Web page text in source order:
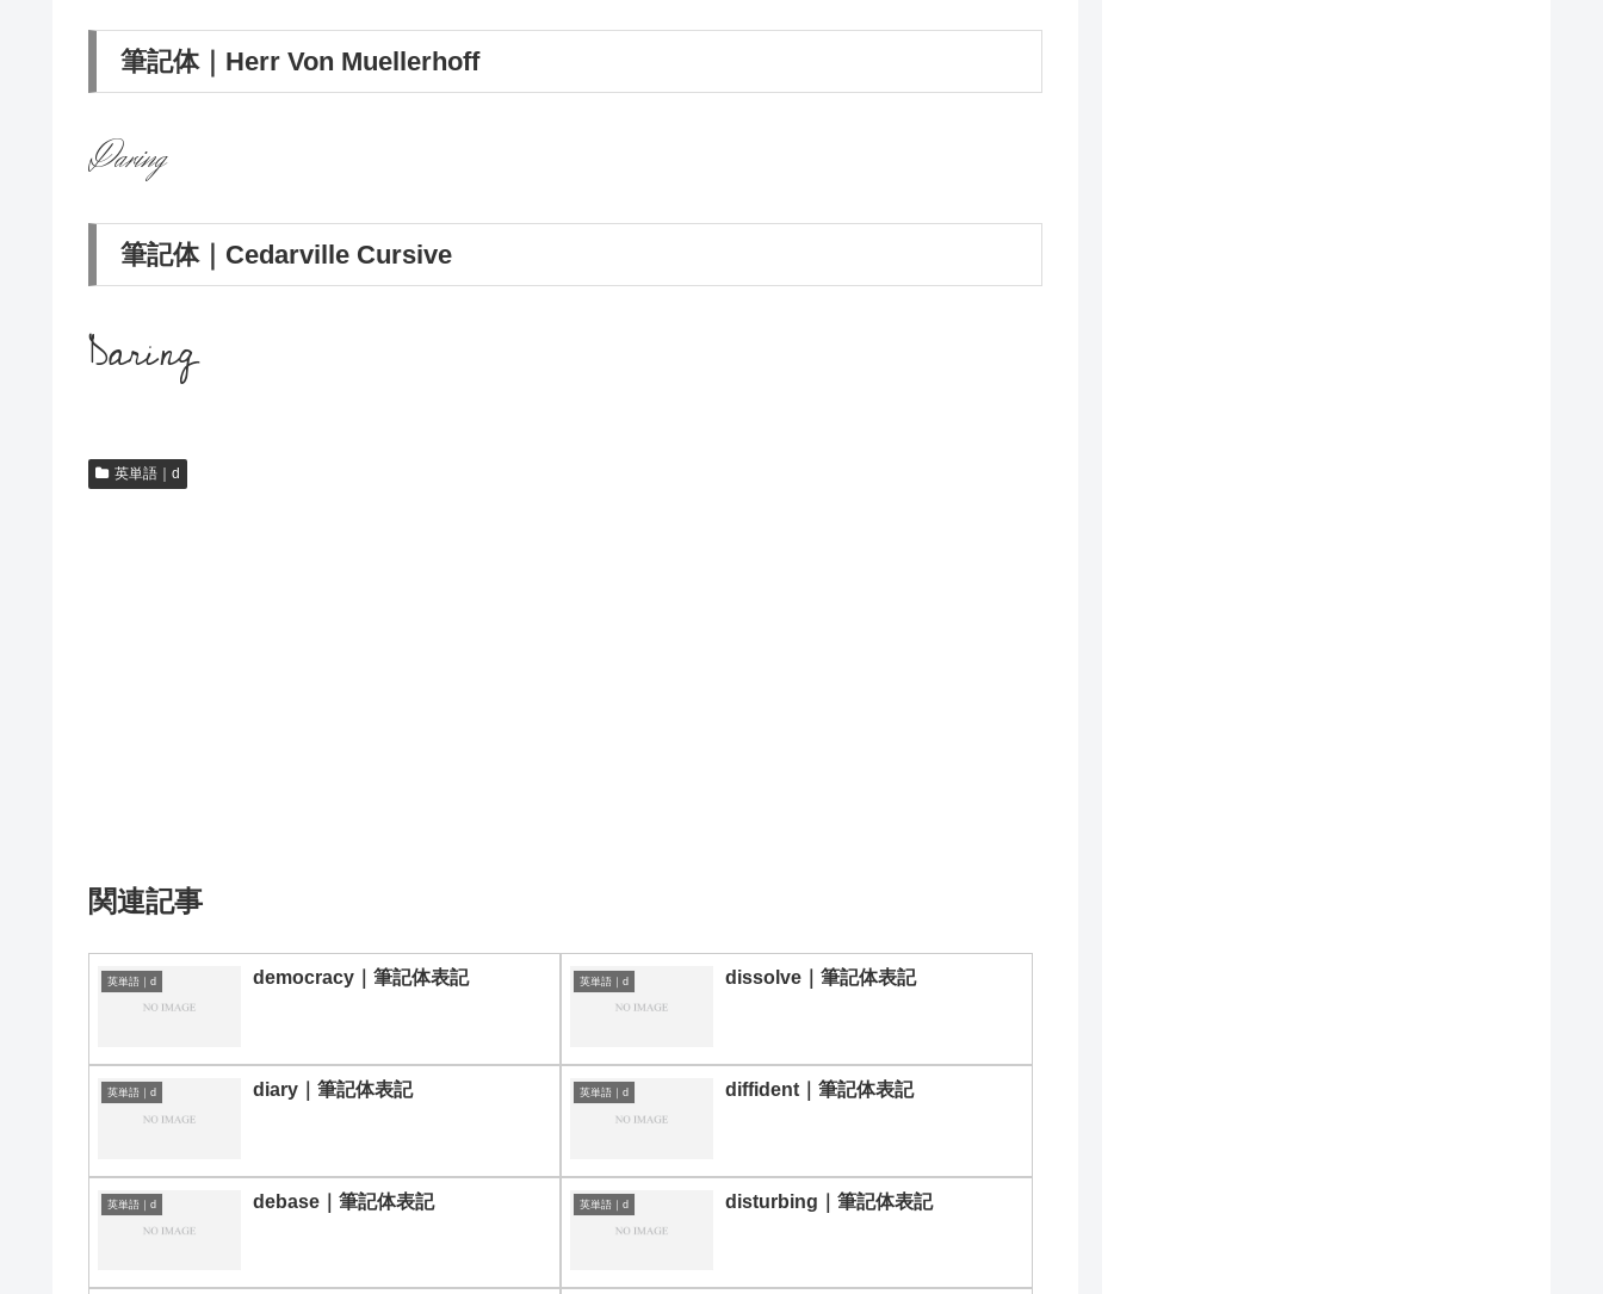
筆記体｜Herr Von Muellerhoff
Daring
筆記体｜Cedarville Cursive
Daring
英単語｜d
関連記事
英単語｜d democracy｜筆記体表記 英単語｜d dissolve｜筆記体表記
英単語｜d diary｜筆記体表記 英単語｜d diffident｜筆記体表記
英単語｜d debase｜筆記体表記 英単語｜d disturbing｜筆記体表記